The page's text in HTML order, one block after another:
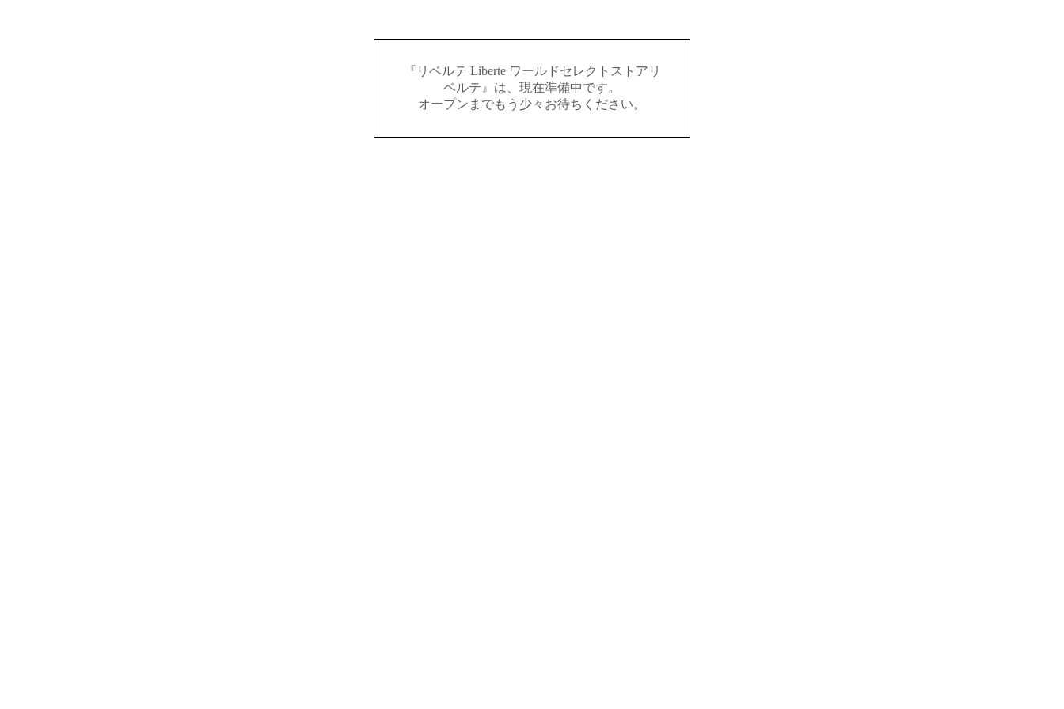
『リベルテ Liberte ワールドセレクトストアリ
ベルテ』は、現在準備中です。
オープンまでもう少々お待ちください。